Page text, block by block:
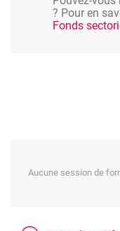
? Pour en
Fonds
Aucune session de